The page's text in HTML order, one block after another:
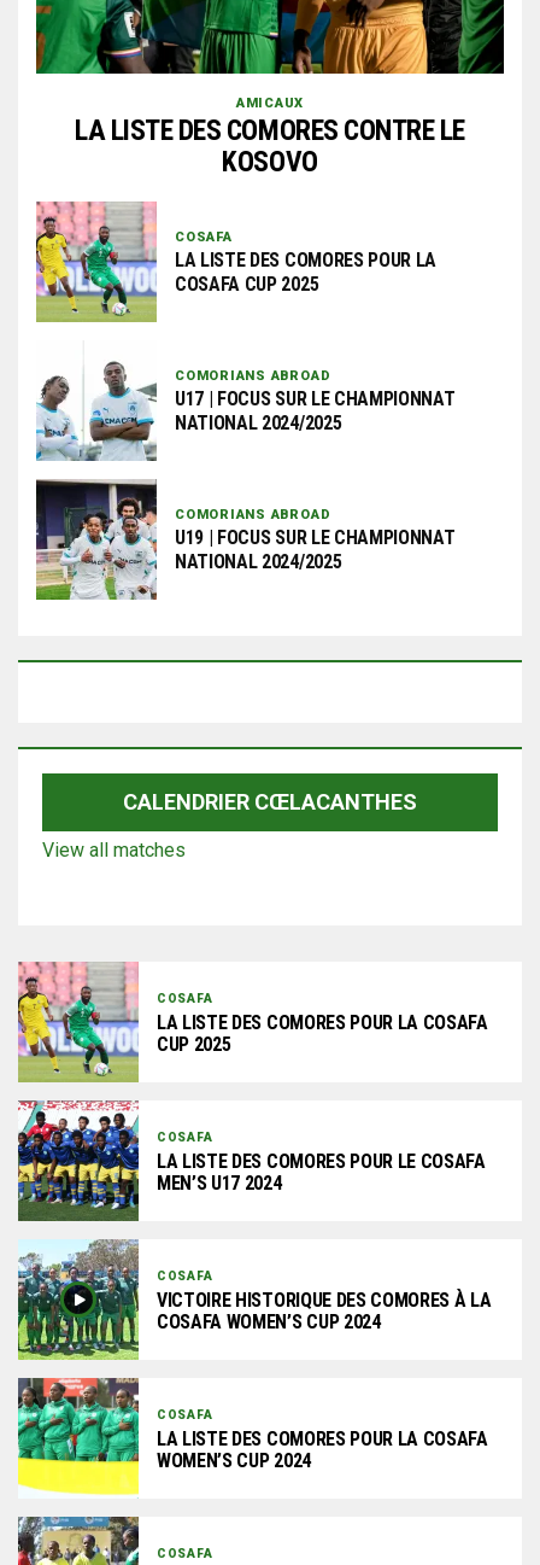
AMICAUX
LA LISTE DES COMORES CONTRE LE
KOSOVO
COSAFA
LA LISTE DES COMORES POUR LA
COSAFA CUP 2025
COMORIANS ABROAD
U17 | FOCUS SUR LE CHAMPIONNAT
NATIONAL 2024/2025
COMORIANS ABROAD
U19 | FOCUS SUR LE CHAMPIONNAT
NATIONAL 2024/2025
CALENDRIER CŒLACANTHES
View all matches
COSAFA
LA LISTE DES COMORES POUR LA COSAFA
CUP 2025
COSAFA
LA LISTE DES COMORES POUR LE COSAFA
MEN’S U17 2024
COSAFA
VICTOIRE HISTORIQUE DES COMORES À LA
COSAFA WOMEN’S CUP 2024
COSAFA
LA LISTE DES COMORES POUR LA COSAFA
WOMEN’S CUP 2024
COSAFA